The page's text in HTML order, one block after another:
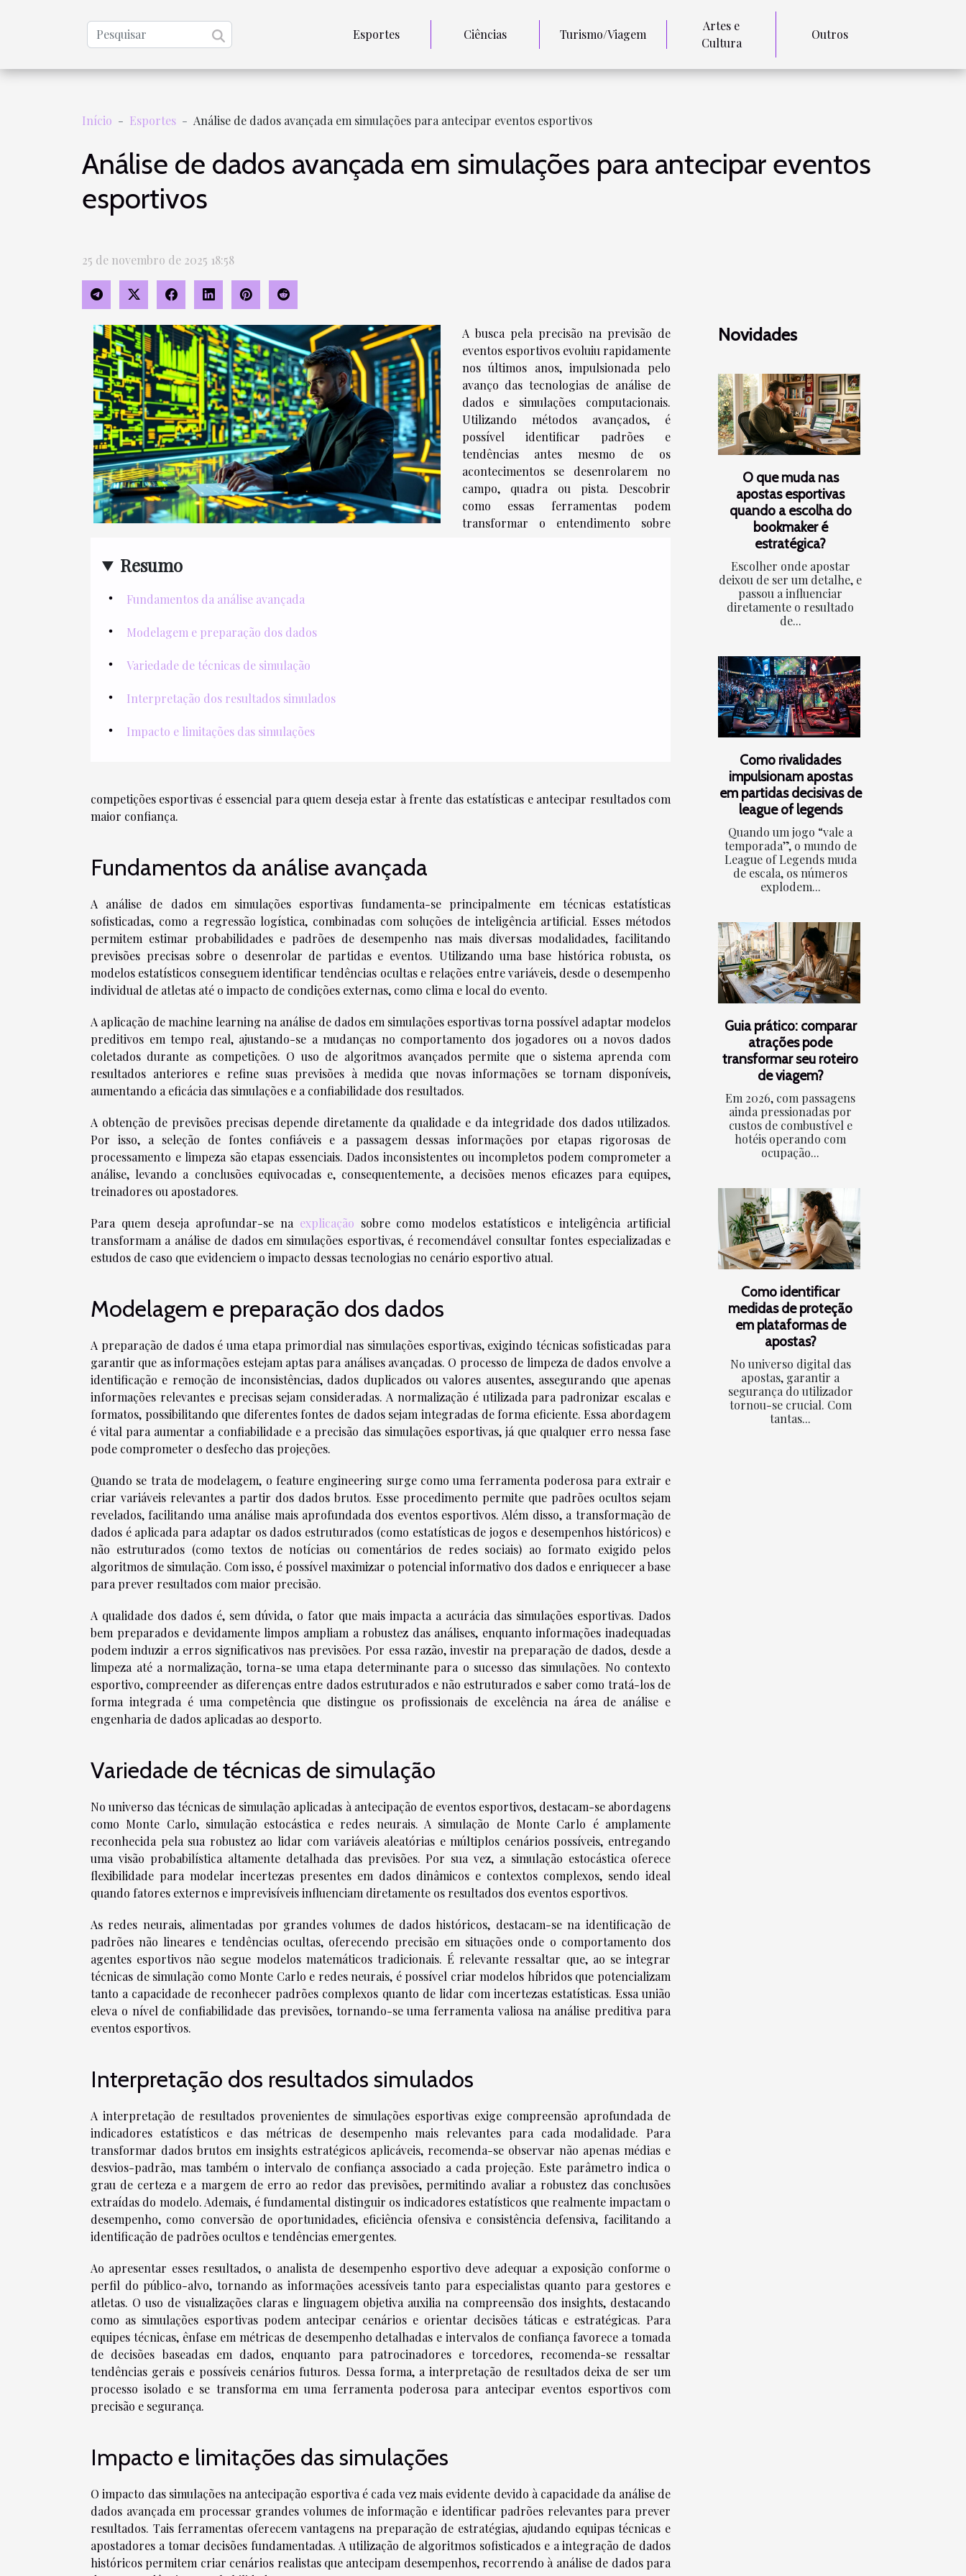
Esportes Ciências Turismo/Viagem
Artes e
Cultura
Outros
Início Esportes Análise de dados avançada em simulações para antecipar eventos esportivos
Análise de dados avançada em simulações para antecipar eventos
esportivos
25 de novembro de 2025 18:58
Resumo
Fundamentos da análise avançada
Modelagem e preparação dos dados
Variedade de técnicas de simulação
Interpretação dos resultados simulados
Impacto e limitações das simulações
A busca pela precisão na previsão de
eventos esportivos evoluiu rapidamente
nos últimos anos, impulsionada pelo
avanço das tecnologias de análise de
dados e simulações computacionais.
Utilizando métodos avançados, é
possível identificar padrões e
tendências antes mesmo de os
acontecimentos se desenrolarem no
campo, quadra ou pista. Descobrir
como essas ferramentas podem
transformar o entendimento sobre
competições esportivas é essencial para quem deseja estar à frente das estatísticas e antecipar resultados com
maior confiança.
Fundamentos da análise avançada
A análise de dados em simulações esportivas fundamenta-se principalmente em técnicas estatísticas
sofisticadas, como a regressão logística, combinadas com soluções de inteligência artificial. Esses métodos
permitem estimar probabilidades e padrões de desempenho nas mais diversas modalidades, facilitando
previsões precisas sobre o desenrolar de partidas e eventos. Utilizando uma base histórica robusta, os
modelos estatísticos conseguem identificar tendências ocultas e relações entre variáveis, desde o desempenho
individual de atletas até o impacto de condições externas, como clima e local do evento.
A aplicação de machine learning na análise de dados em simulações esportivas torna possível adaptar modelos
preditivos em tempo real, ajustando-se a mudanças no comportamento dos jogadores ou a novos dados
coletados durante as competições. O uso de algoritmos avançados permite que o sistema aprenda com
resultados anteriores e refine suas previsões à medida que novas informações se tornam disponíveis,
aumentando a eficácia das simulações e a confiabilidade dos resultados.
A obtenção de previsões precisas depende diretamente da qualidade e da integridade dos dados utilizados.
Por isso, a seleção de fontes confiáveis e a passagem dessas informações por etapas rigorosas de
processamento e limpeza são etapas essenciais. Dados inconsistentes ou incompletos podem comprometer a
análise, levando a conclusões equivocadas e, consequentemente, a decisões menos eficazes para equipes,
treinadores ou apostadores.
Para quem deseja aprofundar-se na explicação sobre como modelos estatísticos e inteligência artificial
transformam a análise de dados em simulações esportivas, é recomendável consultar fontes especializadas e
estudos de caso que evidenciem o impacto dessas tecnologias no cenário esportivo atual.
Modelagem e preparação dos dados
A preparação de dados é uma etapa primordial nas simulações esportivas, exigindo técnicas sofisticadas para
garantir que as informações estejam aptas para análises avançadas. O processo de limpeza de dados envolve a
identificação e remoção de inconsistências, dados duplicados ou valores ausentes, assegurando que apenas
informações relevantes e precisas sejam consideradas. A normalização é utilizada para padronizar escalas e
formatos, possibilitando que diferentes fontes de dados sejam integradas de forma eficiente. Essa abordagem
é vital para aumentar a confiabilidade e a precisão das simulações esportivas, já que qualquer erro nessa fase
pode comprometer o desfecho das projeções.
Quando se trata de modelagem, o feature engineering surge como uma ferramenta poderosa para extrair e
criar variáveis relevantes a partir dos dados brutos. Esse procedimento permite que padrões ocultos sejam
revelados, facilitando uma análise mais aprofundada dos eventos esportivos. Além disso, a transformação de
dados é aplicada para adaptar os dados estruturados (como estatísticas de jogos e desempenhos históricos) e
não estruturados (como textos de notícias ou comentários de redes sociais) ao formato exigido pelos
algoritmos de simulação. Com isso, é possível maximizar o potencial informativo dos dados e enriquecer a base
para prever resultados com maior precisão.
A qualidade dos dados é, sem dúvida, o fator que mais impacta a acurácia das simulações esportivas. Dados
bem preparados e devidamente limpos ampliam a robustez das análises, enquanto informações inadequadas
podem induzir a erros significativos nas previsões. Por essa razão, investir na preparação de dados, desde a
limpeza até a normalização, torna-se uma etapa determinante para o sucesso das simulações. No contexto
esportivo, compreender as diferenças entre dados estruturados e não estruturados e saber como tratá-los de
forma integrada é uma competência que distingue os profissionais de excelência na área de análise e
engenharia de dados aplicadas ao desporto.
Variedade de técnicas de simulação
No universo das técnicas de simulação aplicadas à antecipação de eventos esportivos, destacam-se abordagens
como Monte Carlo, simulação estocástica e redes neurais. A simulação de Monte Carlo é amplamente
reconhecida pela sua robustez ao lidar com variáveis aleatórias e múltiplos cenários possíveis, entregando
uma visão probabilística altamente detalhada das previsões. Por sua vez, a simulação estocástica oferece
flexibilidade para modelar incertezas presentes em dados dinâmicos e contextos complexos, sendo ideal
quando fatores externos e imprevisíveis influenciam diretamente os resultados dos eventos esportivos.
As redes neurais, alimentadas por grandes volumes de dados históricos, destacam-se na identificação de
padrões não lineares e tendências ocultas, oferecendo precisão em situações onde o comportamento dos
agentes esportivos não segue modelos matemáticos tradicionais. É relevante ressaltar que, ao se integrar
técnicas de simulação como Monte Carlo e redes neurais, é possível criar modelos híbridos que potencializam
tanto a capacidade de reconhecer padrões complexos quanto de lidar com incertezas estatísticas. Essa união
eleva o nível de confiabilidade das previsões, tornando-se uma ferramenta valiosa na análise preditiva para
eventos esportivos.
Interpretação dos resultados simulados
A interpretação de resultados provenientes de simulações esportivas exige compreensão aprofundada de
indicadores estatísticos e das métricas de desempenho mais relevantes para cada modalidade. Para
transformar dados brutos em insights estratégicos aplicáveis, recomenda-se observar não apenas médias e
desvios-padrão, mas também o intervalo de confiança associado a cada projeção. Este parâmetro indica o
grau de certeza e a margem de erro ao redor das previsões, permitindo avaliar a robustez das conclusões
extraídas do modelo. Ademais, é fundamental distinguir os indicadores estatísticos que realmente impactam o
desempenho, como conversão de oportunidades, eficiência ofensiva e consistência defensiva, facilitando a
identificação de padrões ocultos e tendências emergentes.
Ao apresentar esses resultados, o analista de desempenho esportivo deve adequar a exposição conforme o
perfil do público-alvo, tornando as informações acessíveis tanto para especialistas quanto para gestores e
atletas. O uso de visualizações claras e linguagem objetiva auxilia na compreensão dos insights, destacando
como as simulações esportivas podem antecipar cenários e orientar decisões táticas e estratégicas. Para
equipes técnicas, ênfase em métricas de desempenho detalhadas e intervalos de confiança favorece a tomada
de decisões baseadas em dados, enquanto para patrocinadores e torcedores, recomenda-se ressaltar
tendências gerais e possíveis cenários futuros. Dessa forma, a interpretação de resultados deixa de ser um
processo isolado e se transforma em uma ferramenta poderosa para antecipar eventos esportivos com
precisão e segurança.
Impacto e limitações das simulações
O impacto das simulações na antecipação esportiva é cada vez mais evidente devido à capacidade da análise de
dados avançada em processar grandes volumes de informação e identificar padrões relevantes para prever
resultados. Tais ferramentas oferecem vantagens na preparação de estratégias, ajudando equipas técnicas e
apostadores a tomar decisões fundamentadas. A utilização de algoritmos sofisticados e a integração de dados
históricos permitem criar cenários realistas que antecipam desempenhos, recorrendo à análise de dados para
Novidades
O que muda nas
apostas esportivas
quando a escolha do
bookmaker é
estratégica?
Escolher onde apostar
deixou de ser um detalhe, e
passou a influenciar
diretamente o resultado
de...
Como rivalidades
impulsionam apostas
em partidas decisivas de
league of legends
Quando um jogo “vale a
temporada”, o mundo de
League of Legends muda
de escala, os números
explodem...
Guia prático: comparar
atrações pode
transformar seu roteiro
de viagem?
Em 2026, com passagens
ainda pressionadas por
custos de combustível e
hotéis operando com
ocupação...
Como identificar
medidas de proteção
em plataformas de
apostas?
No universo digital das
apostas, garantir a
segurança do utilizador
tornou-se crucial. Com
tantas...